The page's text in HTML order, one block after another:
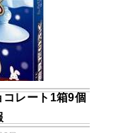
レート1箱9個